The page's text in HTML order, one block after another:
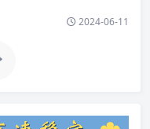
2024-06-11